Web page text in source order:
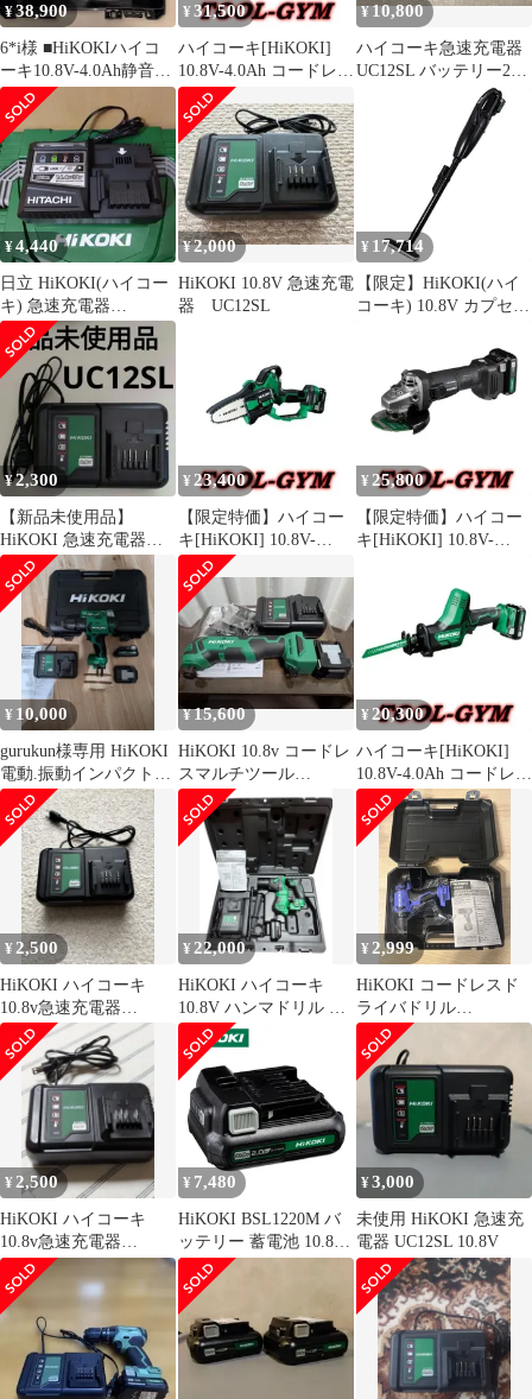
¥38,900
6*i様 ■HiKOKIハイコ
ーキ10.8V-4.0Ah静音イ
ンパクトWHP12
¥ 31,500
ハイコーキ[HiKOKI]
10.8V-4.0Ah コードレス
タッカ
N1210DA（LS) セッ
ト品/10ｍｍ
¥10,800
ハイコーキ急速充電器
UC12SL バッテリー2個
BSL1220M収納ケース
¥4,440
日立 HiKOKI(ハイコー
キ) 急速充電器
UC18YSL3
¥2,000
HiKOKI 10.8V 急速充電
器 UC12SL
¥ 17,714
【限定】HiKOKI(ハイ
コーキ) 10.8V カプセル
R12DC ブラック 初回修
理・2.0Ahバッテリー1
個・充電器付 ハンディ
スティック クリーナー
紙パック不要 軽量ハイ
パワー R12DC(BSB)
¥2,300
【新品未使用品】
HiKOKI 急速充電器
UC12SL
¥ 23,400
【限定特価】ハイコー
キ[HiKOKI] 10.8V-
2.0Ah コードレスミニ
チェンソー CS1210DD
(BS)
¥ 25,800
【限定特価】ハイコー
キ[HiKOKI] 10.8V-
スディスクグラインダ
G1210DA（2LSBK）黒
¥ 10,000
gurukun様専用 HiKOKI
電動.振動インパクトド
ライバー 10.8V
¥15,600
HiKOKI 10.8v コードレ
スマルチツール
CV12DA バッテリーセ
ット
¥ 20,300
ハイコーキ[HiKOKI]
10.8V-4.0Ah コードレス
セーバソー
CR12DA(LS)
¥ 2,500
HiKOKI ハイコーキ
10.8v急速充電器
UC12SL
¥ 22,000
HiKOKI ハイコーキ
10.8V ハンマドリル セ
ット DH12DD
¥ 2,999
HiKOKI コードレスド
ライバドリル
FDS12DAL 本体、ケ
ース、説明書
¥2,500
HiKOKI ハイコーキ
10.8v急速充電器
UC12SL
¥ 7,480
HiKOKI BSL1220M バ
ッテリー 蓄電池 10.8V
2.0Ah 本体のみ 残量表
示 リチウムイオン電池
ハイコーキ(旧日立工
機)
¥3,000
未使用 HiKOKI 急速充
電器 UC12SL 10.8V